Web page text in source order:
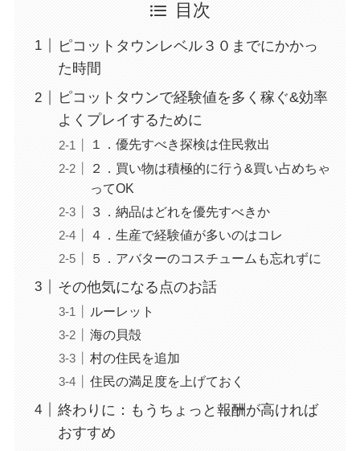
目次
ピコットタウンレベル３０までにかかっ
た時間
ピコットタウンで経験値を多く稼ぐ&効率
よくプレイするために
１．優先すべき探検は住民救出
２．買い物は積極的に行う&買い占めちゃ
ってOK
３．納品はどれを優先すべきか
４．生産で経験値が多いのはコレ
５．アバターのコスチュームも忘れずに
その他気になる点のお話
ルーレット
海の貝殻
村の住民を追加
住民の満足度を上げておく
終わりに：もうちょっと報酬が高ければ
おすすめ